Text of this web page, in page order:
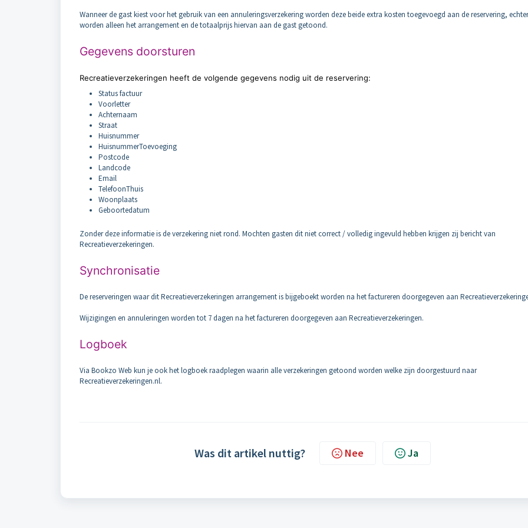
Wanneer de gast kiest voor het gebruik van een annuleringsverzekering worden deze beide extra kosten toegevoegd aan de reservering, echter
worden alleen het arrangement en de totaalprijs hiervan aan de gast getoond.
Gegevens doorsturen
Recreatieverzekeringen heeft de volgende gegevens nodig uit de reservering:
Status factuur
Voorletter
Achternaam
Straat
Huisnummer
HuisnummerToevoeging
Postcode
Landcode
Email
TelefoonThuis
Woonplaats
Geboortedatum
Zonder deze informatie is de verzekering niet rond. Mochten gasten dit niet correct / volledig ingevuld hebben krijgen zij bericht van
Recreatieverzekeringen.
Synchronisatie
De reserveringen waar dit Recreatieverzekeringen arrangement is bijgeboekt worden na het factureren doorgegeven aan
Wijzigingen en annuleringen worden tot 7 dagen na het factureren doorgegeven aan Recreatieverzekeringen.
Logboek
Via Bookzo Web kun je ook het logboek raadplegen waarin alle verzekeringen getoond worden welke zijn doorgestuurd naar
Recreatieverzekeringen.nl.
Was dit artikel nuttig? Nee Ja